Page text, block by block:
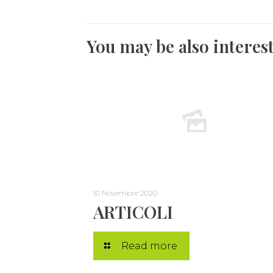
You may be also
10 Novembre 2020
ARTICOLI
Read more